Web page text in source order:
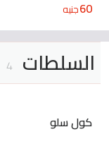
60جنيه
السلطات 4
كول سلو